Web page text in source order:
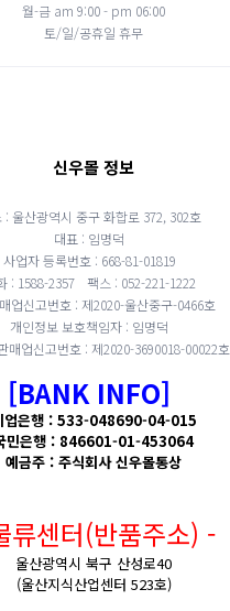
월-금 am 9:00 - pm 06:00
토/일/공휴일 휴무
신우몰 정보
: 울산광역시 중구 화합로 372, 302호
대표 : 임명덕
사업자 등록번호 : 668-81-01819
: 1588-2357
팩스 : 052-221-1222
업신고번호 : 제2020-울산중구-0466호
개인정보 보호책임자 : 임명덕
매업신고번호 : 제2020-3690018-00022호
[BANK INFO]
업은행 : 533-048690-04-015
민은행 : 846601-01-453064
예금주 : 주식회사 신우몰통상
류센터(반품주소) -
울산광역시 북구 산성로40
(울산지식산업센터 523호)